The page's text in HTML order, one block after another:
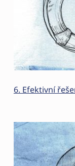
6. Efektivní